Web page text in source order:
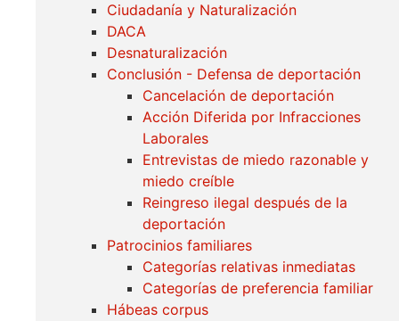
Ciudadanía y Naturalización
DACA
Desnaturalización
Conclusión - Defensa de deportación
Cancelación de deportación
Acción Diferida por Infracciones
Laborales
Entrevistas de miedo razonable y
miedo creíble
Reingreso ilegal después de la
deportación
Patrocinios familiares
Categorías relativas inmediatas
Categorías de preferencia familiar
Hábeas corpus